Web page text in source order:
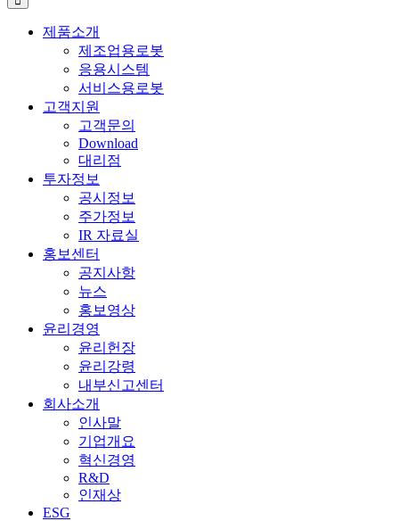
제품소개
제조업용로봇
응용시스템
서비스용로봇
고객지원
고객문의
Download
대리점
투자정보
공시정보
주가정보
IR 자료실
홍보센터
공지사항
뉴스
홍보영상
윤리경영
윤리헌장
윤리강령
내부신고센터
회사소개
인사말
기업개요
혁신경영
R&D
인재상
ESG